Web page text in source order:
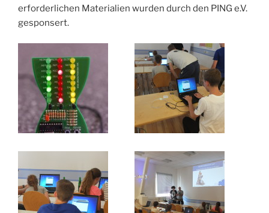
erforderlichen Materialien wurden durch den PING e.V.
gesponsert.